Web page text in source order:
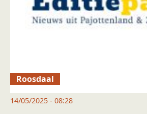
Roosdaal
14/05/2025 - 08:28